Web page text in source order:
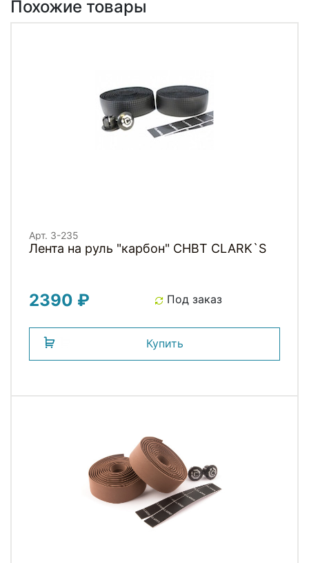
Похожие товары
Арт. 3-235
Лента на руль "карбон" CHBT СLARK`S
2390 ₽ Под заказ
Купить